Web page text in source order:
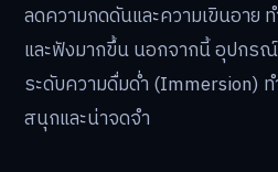
ลดความกดดันและความเขินอาย
และฟังมากขึ้น นอกจากนี้ อุปกร
ระดับความดื่มด่ำ (Immersion) ท
สนุกและน่าจดจำ